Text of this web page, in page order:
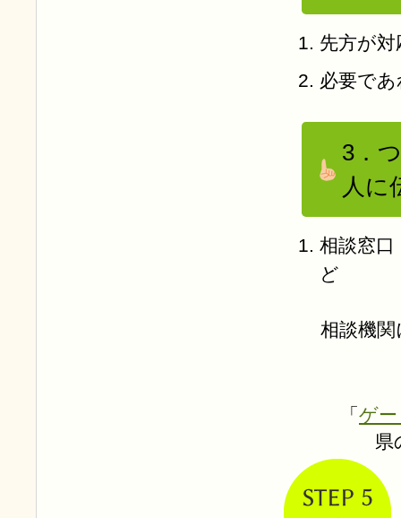
先方が
必要で
3．
人に
相談窓口
ど
相談機
「 ゲ
県